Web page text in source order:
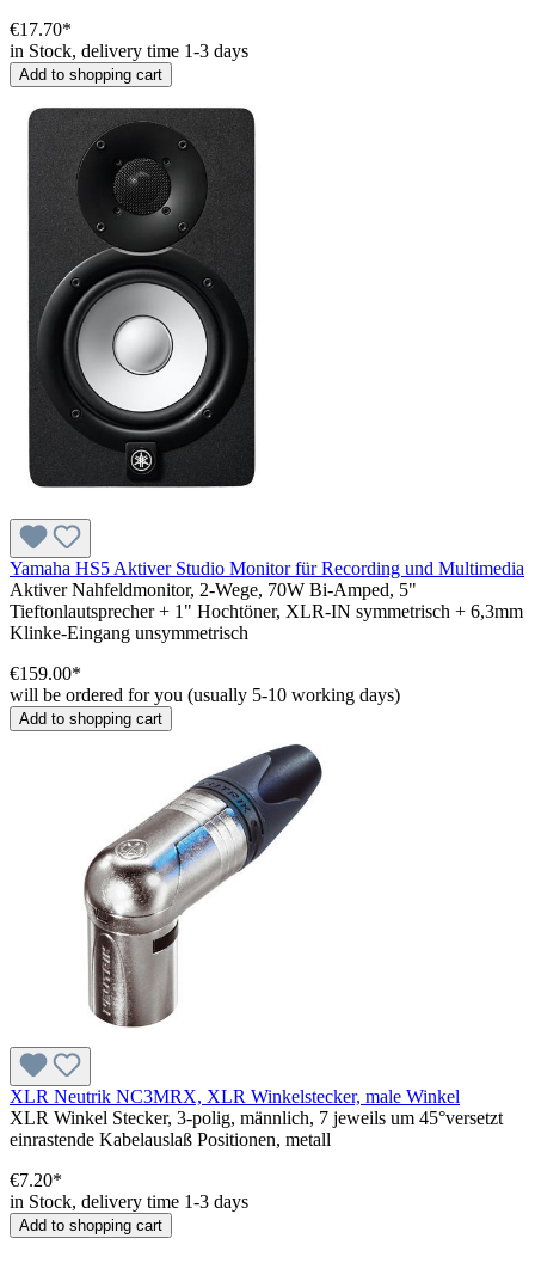
€17.70*
in Stock, delivery time 1-3 days
Add to shopping cart
Yamaha HS5 Aktiver Studio Monitor für Recording und Multimedia
Aktiver Nahfeldmonitor, 2-Wege, 70W Bi-Amped, 5"
Tieftonlautsprecher + 1" Hochtöner, XLR-IN symmetrisch + 6,3mm
Klinke-Eingang unsymmetrisch
€159.00*
will be ordered for you (usually 5-10 working days)
Add to shopping cart
XLR Neutrik NC3MRX, XLR Winkelstecker, male Winkel
XLR Winkel Stecker, 3-polig, männlich, 7 jeweils um 45°versetzt
einrastende Kabelauslaß Positionen, metall
€7.20*
in Stock, delivery time 1-3 days
Add to shopping cart